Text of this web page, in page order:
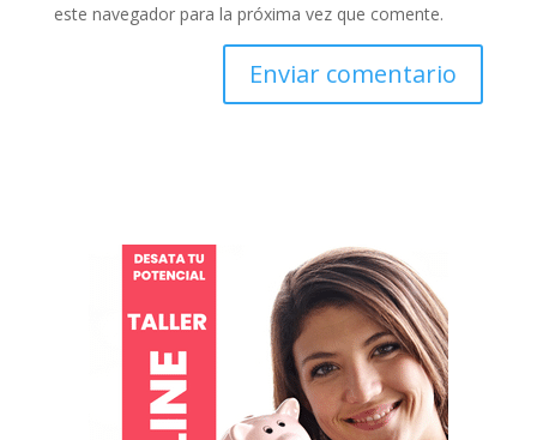
este navegador para la próxima vez que comente.